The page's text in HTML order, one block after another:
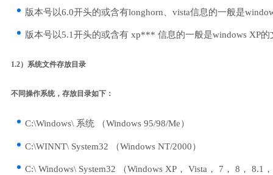
版本号以6.0开头的或含有longhorn、vista信息的一般是
版本号以5.1开头的或含有 xp*** 信息的一般是windows XP的
1.2）系统文件存放目录
不同操作系统，存放目录如下：
C:\Windows\ 系统 （Windows 95/98/Me）
C:\WINNT\ System32 （Windows NT/2000）
C:\ Windows\ System32 （Windows XP， Vista， 7， 8， 8.1